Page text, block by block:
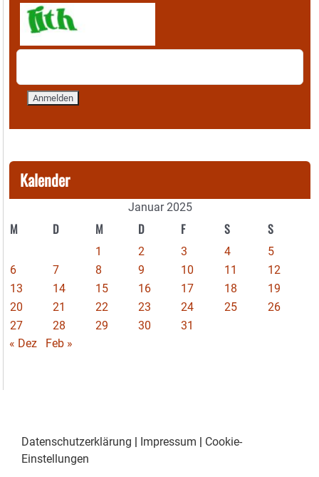
Kalender
Januar 2025
M D M D F S S
1 2 3 4
5
6
7 8 9 10 11
12
13
14 15 16 17 18
19
20
21 22 23 24 25
26
27
28 29 30
31
« Dez
Feb »
Datenschutzerklärung Impressum
Cookie-
Einstellungen